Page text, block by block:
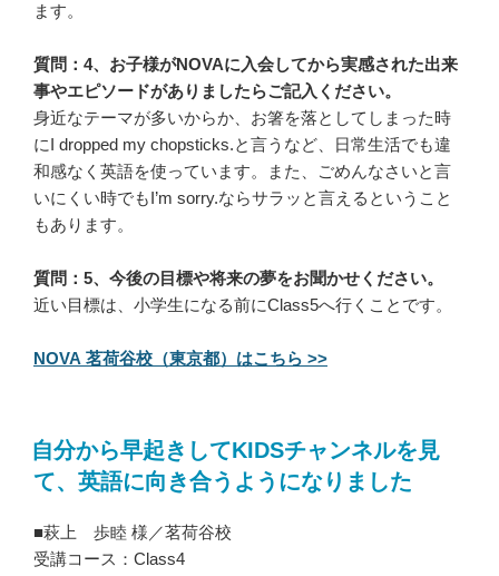
ます。
質問：4、お子様がNOVAに入会してから実感された出来
事やエピソードがありましたらご記入ください。
身近なテーマが多いからか、お箸を落としてしまった時
にI dropped my chopsticks.と言うなど、日常生活でも違
和感なく英語を使っています。また、ごめんなさいと言
いにくい時でもI’m sorry.ならサラッと言えるということ
もあります。
質問：5、今後の目標や将来の夢をお聞かせください。
近い目標は、小学生になる前にClass5へ行くことです。
NOVA 茗荷谷校（東京都）はこちら >>
自分から早起きしてKIDSチャンネルを見
て、英語に向き合うようになりました
■萩上 歩睦 様／茗荷谷校
受講コース：Class4